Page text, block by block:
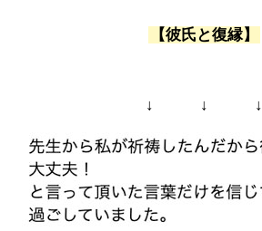
【彼氏と復縁】
↓ ↓ ↓